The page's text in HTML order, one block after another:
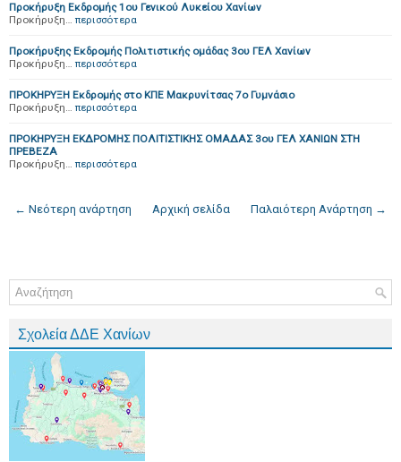
Προκήρυξη Εκδρομής 1ου Γενικού Λυκείου Χανίων
Προκήρυξη… περισσότερα
Προκήρυξης Εκδρομής Πολιτιστικής ομάδας 3ου ΓΕΛ Χανίων
Προκήρυξη… περισσότερα
ΠΡΟΚΗΡΥΞΗ Εκδρομής στο ΚΠΕ Μακρυνίτσας 7ο Γυμνάσιο
Προκήρυξη… περισσότερα
ΠΡΟΚΗΡΥΞΗ ΕΚΔΡΟΜΗΣ ΠΟΛΙΤΙΣΤΙΚΗΣ ΟΜΑΔΑΣ 3ου ΓΕΛ ΧΑΝΙΩΝ ΣΤΗ
ΠΡΕΒΕΖΑ
Προκήρυξη… περισσότερα
← Νεότερη ανάρτηση Παλαιότερη Ανάρτηση →
Αρχική σελίδα
Σχολεία ΔΔΕ Χανίων